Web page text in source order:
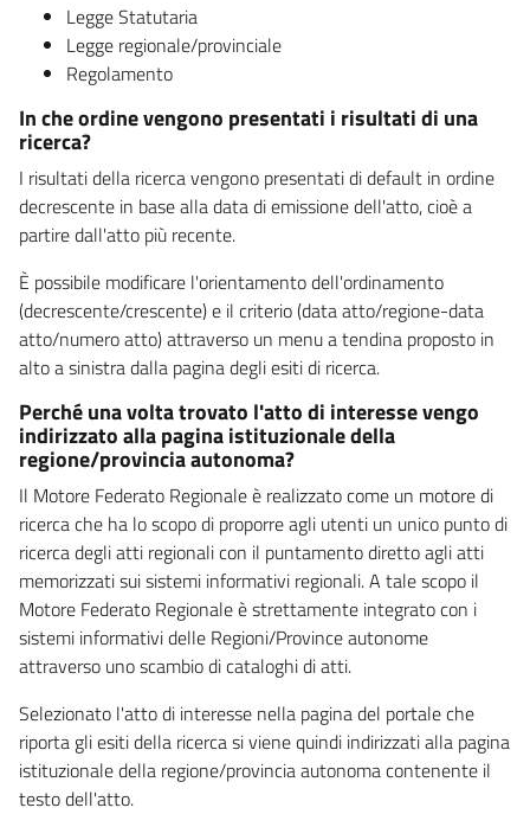
Legge Statutaria
Legge regionale/provinciale
Regolamento
In che ordine vengono presentati i risultati di una
ricerca?
I risultati della ricerca vengono presentati di default in ordine
decrescente in base alla data di emissione dell'atto, cioè a
partire dall'atto più recente.
È possibile modificare l'orientamento dell'ordinamento
(decrescente/crescente) e il criterio (data atto/regione-data
atto/numero atto) attraverso un menu a tendina proposto in
alto a sinistra dalla pagina degli esiti di ricerca.
Perché una volta trovato l'atto di interesse vengo
indirizzato alla pagina istituzionale della
regione/provincia autonoma?
Il Motore Federato Regionale è realizzato come un motore di
ricerca che ha lo scopo di proporre agli utenti un unico punto di
ricerca degli atti regionali con il puntamento diretto agli atti
memorizzati sui sistemi informativi regionali. A tale scopo il
Motore Federato Regionale è strettamente integrato con i
sistemi informativi delle Regioni/Province autonome
attraverso uno scambio di cataloghi di atti.
Selezionato l'atto di interesse nella pagina del portale che
riporta gli esiti della ricerca si viene quindi indirizzati alla pagina
istituzionale della regione/provincia autonoma contenente il
testo dell'atto.